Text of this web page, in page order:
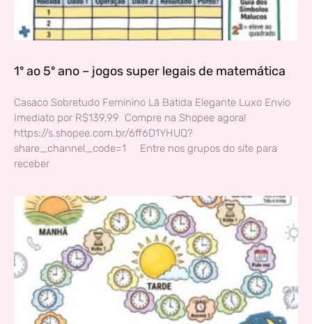
1º ao 5º ano – jogos super legais de matemática
Casaco Sobretudo Feminino Lã Batida Elegante Luxo Envio
Imediato por R$139,99 Compre na Shopee agora!
https://s.shopee.com.br/6ff6D1YHUQ?
share_channel_code=1 Entre nos grupos do site para
receber